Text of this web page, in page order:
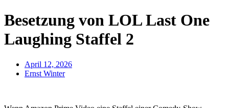
Besetzung von LOL Last One
Laughing Staffel 2
April 12, 2026
Ernst Winter